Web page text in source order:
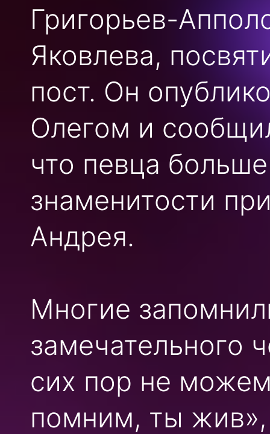
Григорьев-
Яковлева,
пост. Он
Олегом и
что певца
знаменитости
Андрея.
Многие
замечательного
сих пор не
помним, ты жив»,